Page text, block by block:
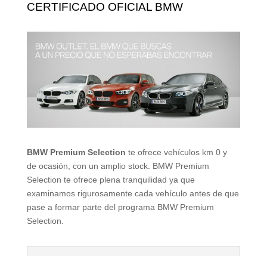
CERTIFICADO OFICIAL BMW
BMW Premium Selection te ofrece vehículos km 0 y
de ocasión, con un amplio stock. BMW Premium
Selection te ofrece plena tranquilidad ya que
examinamos rigurosamente cada vehículo antes de que
pase a formar parte del programa BMW Premium
Selection.